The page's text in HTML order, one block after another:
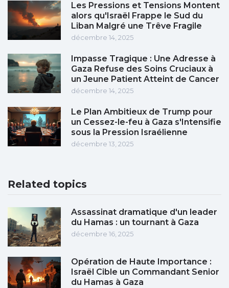
Les Pressions et Tensions Montent
alors qu'Israël Frappe le Sud du
Liban Malgré une Trêve Fragile
décembre 14, 2025
Impasse Tragique : Une Adresse à
Gaza Refuse des Soins Cruciaux à
un Jeune Patient Atteint de Cancer
décembre 14, 2025
Le Plan Ambitieux de Trump pour
un Cessez-le-feu à Gaza s'Intensifie
sous la Pression Israélienne
décembre 13, 2025
Related topics
Assassinat dramatique d'un leader
du Hamas : un tournant à Gaza
décembre 16, 2025
Opération de Haute Importance :
Israël Cible un Commandant Senior
du Hamas à Gaza